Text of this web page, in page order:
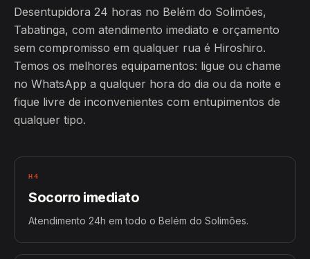
Desentupidora 24 horas no Belém do Solimões,
Tabatinga, com atendimento imediato e orçamento
sem compromisso em qualquer rua é Hiroshiro.
Temos os melhores equipamentos: ligue ou chame
no WhatsApp a qualquer hora do dia ou da noite e
fique livre de inconvenientes com entupimentos de
qualquer tipo.
H4
Socorro imediato
Atendimento 24h em todo o Belém do Solimões.